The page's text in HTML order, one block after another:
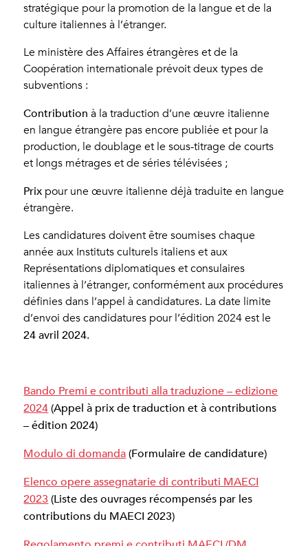
stratégique pour la promotion de la langue et de la
culture italiennes à l’étranger.
Le ministère des Affaires étrangères et de la
Coopération internationale prévoit deux types de
subventions :
Contribution à la traduction d’une œuvre italienne
en langue étrangère pas encore publiée et pour la
production, le doublage et le sous-titrage de courts
et longs métrages et de séries télévisées ;
Prix pour une œuvre italienne déjà traduite en langue
étrangère.
Les candidatures doivent être soumises chaque
année aux Instituts culturels italiens et aux
Représentations diplomatiques et consulaires
italiennes à l’étranger, conformément aux procédures
définies dans l’appel à candidatures. La date limite
d’envoi des candidatures pour l’édition 2024 est le
24 avril 2024.
Bando Premi e contributi alla traduzione – edizione
2024(Appel à prix de traduction et à contributions
– édition 2024)
Modulo di domanda(Formulaire de candidature)
Elenco opere assegnatarie di contributi MAECI
2023(Liste des ouvrages récompensés par les
contributions du MAECI 2023)